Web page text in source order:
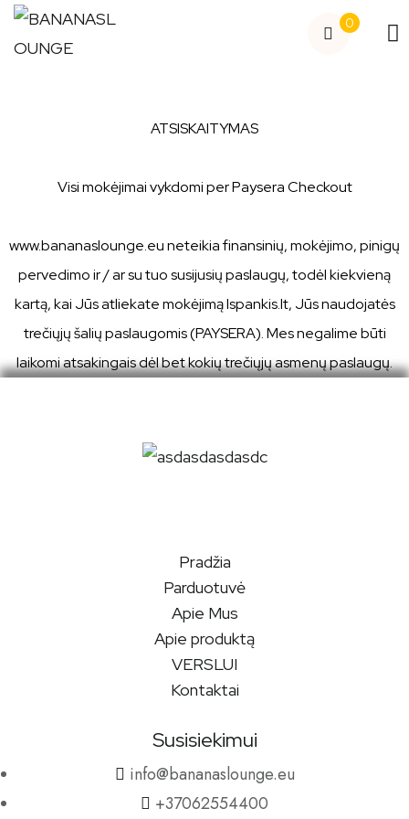
0
ATSISKAITYMAS
Visi mokėjimai vykdomi per Paysera Checkout
www.bananaslounge.eu neteikia finansinių, mokėjimo, pinigų
pervedimo ir / ar su tuo susijusių paslaugų, todėl kiekvieną
kartą, kai Jūs atliekate mokėjimą Ispankis.lt, Jūs naudojatės
trečiųjų šalių paslaugomis (PAYSERA). Mes negalime būti
laikomi atsakingais dėl bet kokių trečiųjų asmenų paslaugų.
Pradžia
Parduotuvė
Apie Mus
Apie produktą
VERSLUI
Kontaktai
Susisiekimui
info@bananaslounge.eu
+37062554400